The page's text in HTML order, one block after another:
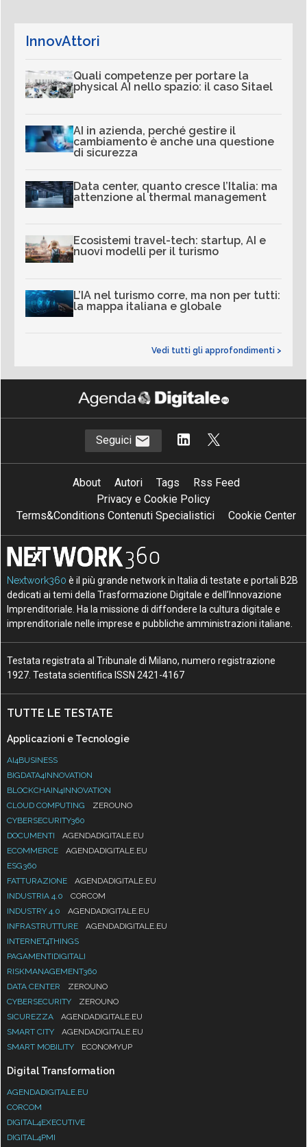
InnovAttori
Quali competenze per portare la
physical AI nello spazio: il caso Sitael
AI in azienda, perché gestire il
cambiamento è anche una questione
di sicurezza
Data center, quanto cresce l’Italia: ma
attenzione al thermal management
Ecosistemi travel-tech: startup, AI e
nuovi modelli per il turismo
L’IA nel turismo corre, ma non per tutti:
la mappa italiana e globale
Vedi tutti gli approfondimenti >
Seguici
About Autori Tags
Rss Feed
Privacy e Cookie Policy
Terms&Conditions Contenuti Specialistici
Cookie Center
Nextwork360 è il più grande network in Italia di testate e portali B2B
dedicati ai temi della Trasformazione Digitale e dell’Innovazione
Imprenditoriale. Ha la missione di diffondere la cultura digitale e
imprenditoriale nelle imprese e pubbliche amministrazioni italiane.
Testata registrata al Tribunale di Milano, numero registrazione
1927. Testata scientifica ISSN 2421-4167
TUTTE LE TESTATE
Applicazioni e Tecnologie
AI4BUSINESS
BIGDATA4INNOVATION
BLOCKCHAIN4INNOVATION
CLOUD COMPUTING
ZEROUNO
CYBERSECURITY360
DOCUMENTI
AGENDADIGITALE.EU
ECOMMERCE
AGENDADIGITALE.EU
ESG360
FATTURAZIONE
AGENDADIGITALE.EU
INDUSTRIA 4.0
CORCOM
INDUSTRY 4.0
AGENDADIGITALE.EU
INFRASTRUTTURE
AGENDADIGITALE.EU
INTERNET4THINGS
PAGAMENTIDIGITALI
RISKMANAGEMENT360
DATA CENTER
ZEROUNO
CYBERSECURITY
ZEROUNO
SICUREZZA
AGENDADIGITALE.EU
SMART CITY
AGENDADIGITALE.EU
SMART MOBILITY
ECONOMYUP
Digital Transformation
AGENDADIGITALE.EU
CORCOM
DIGITAL4EXECUTIVE
DIGITAL4PMI